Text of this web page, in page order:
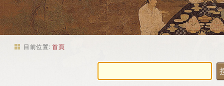
目前位置: 首頁